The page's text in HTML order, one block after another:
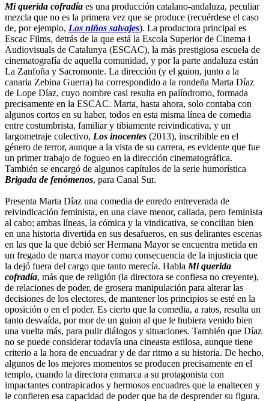
Mi querida cofradía es una producción catalano-andaluza, peculiar
mezcla que no es la primera vez que se produce (recuérdese el caso
de, por ejemplo, Los niños salvajes). La productora principal es
Escac Films, detrás de la que está la Escola Superior de Cinema i
Audiovisuals de Catalunya (ESCAC), la más prestigiosa escuela de
cinematografía de aquella comunidad, y por la parte andaluza están
La Zanfoña y Sacromonte. La dirección (y el guion, junto a la
canaria Zebina Guerra) ha correspondido a la rondeña Marta Díaz
de Lope Díaz, cuyo nombre casi resulta en palíndromo, formada
precisamente en la ESCAC. Marta, hasta ahora, solo contaba con
algunos cortos en su haber, todos en esta misma línea de comedia
entre costumbrista, familiar y tibiamente reivindicativa, y un
largometraje colectivo, Los inocentes (2013), inscribible en el
género de terror, aunque a la vista de su carrera, es evidente que fue
un primer trabajo de fogueo en la dirección cinematográfica.
También se encargó de algunos capítulos de la serie humorística
Brigada de fenómenos, para Canal Sur.
Presenta Marta Díaz una comedia de enredo entreverada de
reivindicación feminista, en una clave menor, callada, pero feminista
al cabo; ambas líneas, la cómica y la vindicativa, se concilian bien
en una historia divertida en sus desafueros, en sus delirantes escenas
en las que la que debió ser Hermana Mayor se encuentra metida en
un fregado de marca mayor como consecuencia de la injusticia que
la dejó fuera del cargo que tanto merecía. Habla Mi querida
cofradía, más que de religión (la directora se confiesa no creyente),
de relaciones de poder, de grosera manipulación para alterar las
decisiones de los electores, de mantener los principios se esté en la
oposición o en el poder. Es cierto que la comedia, a ratos, resulta un
tanto desvaída, por mor de un guion al que le hubiera venido bien
una vuelta más, para pulir diálogos y situaciones. También que Díaz
no se puede considerar todavía una cineasta estilosa, aunque tiene
criterio a la hora de encuadrar y de dar ritmo a su historia. De hecho,
algunos de los mejores momentos se producen precisamente en el
templo, cuando la directora enmarca a su protagonista con
impactantes contrapicados y hermosos encuadres que la enaltecen y
le confieren esa capacidad de poder que ha de desprender su figura.